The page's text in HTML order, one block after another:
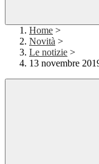
Home >
Novità >
Le notizie >
13 novembre